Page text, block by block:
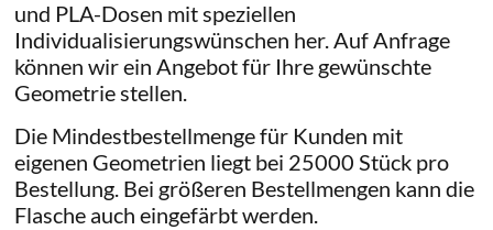
und PLA-Dosen mit speziellen
Individualisierungswünschen her. Auf Anfrage
können wir ein Angebot für Ihre gewünschte
Geometrie stellen.
Die Mindestbestellmenge für Kunden mit
eigenen Geometrien liegt bei 25000 Stück pro
Bestellung. Bei größeren Bestellmengen kann die
Flasche auch eingefärbt werden.